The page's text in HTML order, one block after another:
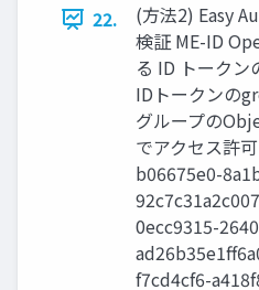
22.
(方法2) Easy
検証 ME-ID
る ID トークン
IDトークンの
グループの
でアクセス許
b06675e0-
0ecc9315-
f7cd4cf6-